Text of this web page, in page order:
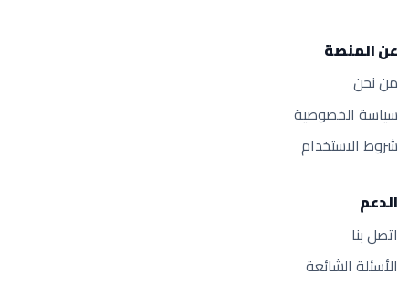
عن المنصة
من نحن
سياسة الخصوصية
شروط الاستخدام
الدعم
اتصل بنا
الأسئلة الشائعة